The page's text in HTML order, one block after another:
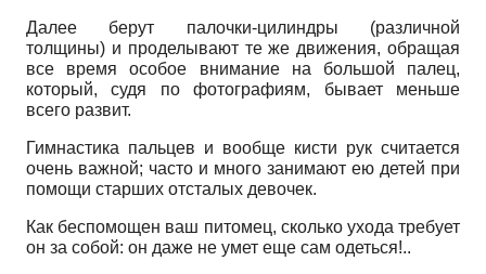
Далее берут палочки-цилиндры (различной
толщины) и проделывают те же движения, обращая
все время особое внимание на большой палец,
который, судя по фотографиям, бывает меньше
всего развит.
Гимнастика пальцев и вообще кисти рук считается
очень важной; часто и много занимают ею детей при
помощи старших отсталых девочек.
Как беспомощен ваш питомец, сколько ухода требует
он за собой: он даже не умет еще сам одеться!..